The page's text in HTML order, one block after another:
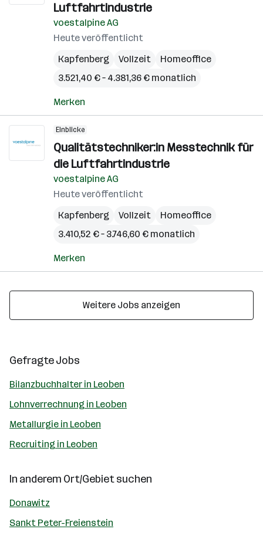
Luftfahrtindustrie
voestalpine AG
Heute veröffentlicht
Kapfenberg
Vollzeit
Homeoffice
3.521,40 € – 4.381,36 € monatlich
Merken
Einblicke
Qualitätstechniker:in Messtechnik für
die Luftfahrtindustrie
voestalpine AG
Heute veröffentlicht
Kapfenberg
Vollzeit
Homeoffice
3.410,52 € – 3.746,60 € monatlich
Merken
Weitere Jobs anzeigen
Gefragte Jobs
Bilanzbuchhalter in Leoben
Lohnverrechnung in Leoben
Metallurgie in Leoben
Recruiting in Leoben
In anderem Ort/Gebiet suchen
Donawitz
Sankt Peter-Freienstein